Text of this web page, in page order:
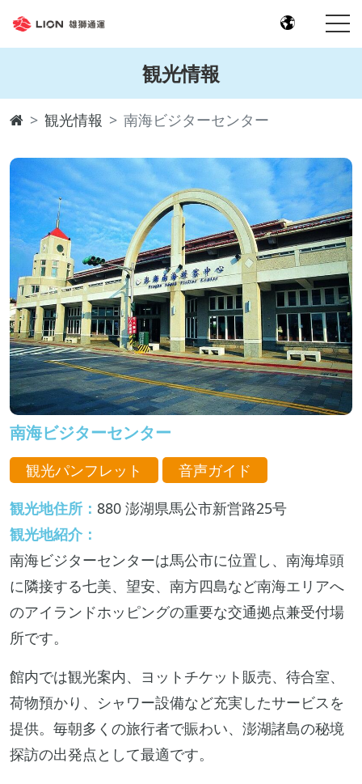
観光情報
観光情報 南海ビジターセンター
南海ビジターセンター
観光パンフレット
音声ガイド
観光地住所： 880 澎湖県馬公市新営路25号
観光地紹介：
南海ビジターセンターは馬公市に位置し、南海埠頭
に隣接する七美、望安、南方四島など南海エリアへ
のアイランドホッピングの重要な交通拠点兼受付場
所です。
館内では観光案内、ヨットチケット販売、待合室、
荷物預かり、シャワー設備など充実したサービスを
提供。毎朝多くの旅行者で賑わい、澎湖諸島の秘境
探訪の出発点として最適です。